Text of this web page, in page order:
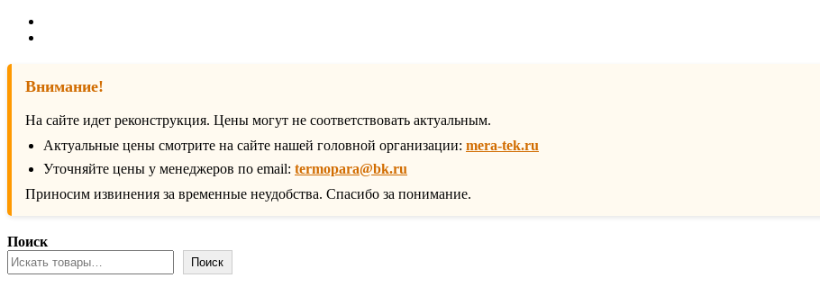
Внимание!
На сайте идет реконструкция. Цены могут не соответствовать актуальным.
Актуальные цены смотрите на сайте нашей головной организации: mera-tek.ru
Уточняйте цены у менеджеров по email: termopara@bk.ru
Приносим извинения за временные неудобства. Спасибо за понимание.
Поиск
Поиск